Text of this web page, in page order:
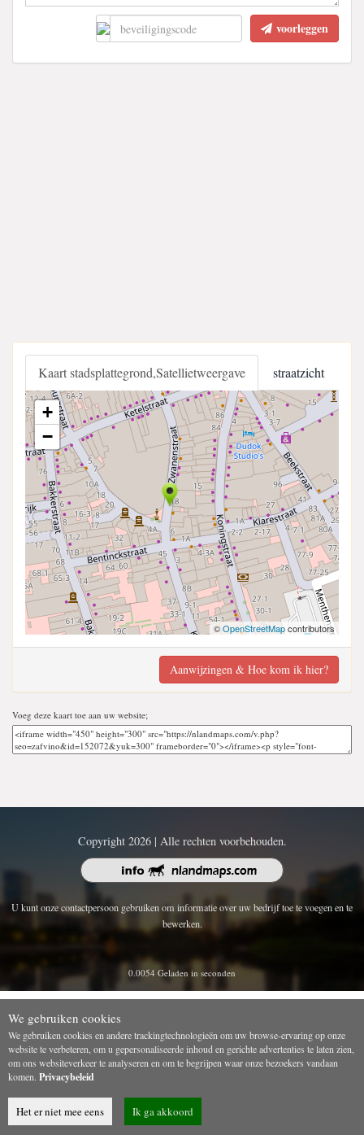
voorleggen
Kaart stadsplattegrond,Satellietweergave straatzicht
+
−
©OpenStreetMapcontributors
Aanwijzingen & Hoe kom ik hier?
Voeg deze kaart toe aan uw website;
Copyright 2026 | Alle rechten voorbehouden.
U kunt onze contactpersoon gebruiken om informatie over uw bedrijf toe te voegen en te
bewerken.
0.0054 Geladen in seconden
We gebruiken cookies
We gebruiken cookies en andere trackingtechnologieën om uw browse-ervaring op onze
website te verbeteren, om u gepersonaliseerde inhoud en gerichte advertenties te laten zien,
om ons websiteverkeer te analyseren en om te begrijpen waar onze bezoekers vandaan
komen. Privacybeleid
Het er niet mee eens Ik ga akkoord